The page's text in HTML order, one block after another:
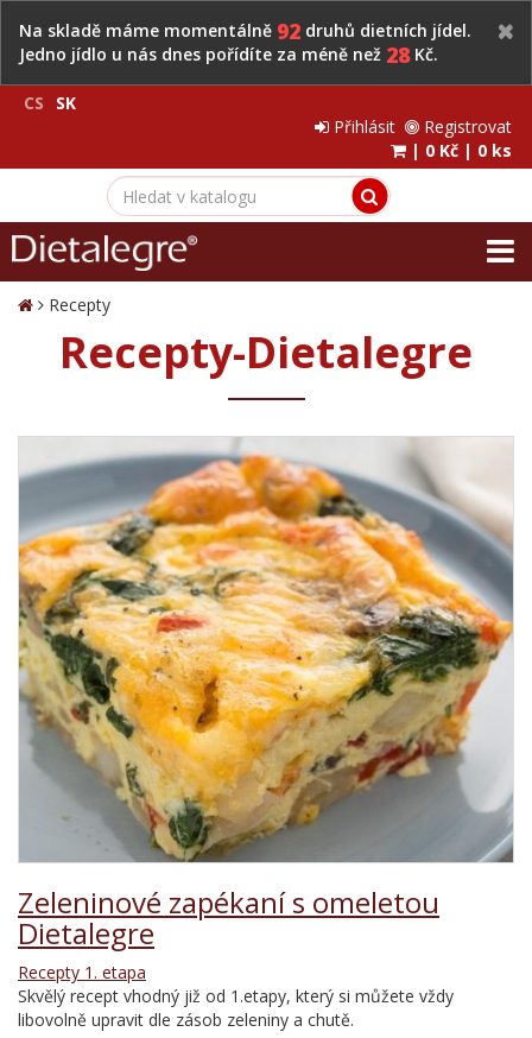
Na skladě máme momentálně 92 druhů dietních jídel.
Jedno jídlo u nás dnes pořídíte za méně než 28Kč.
CS
SK
Přihlásit
Registrovat
| 0 Kč | 0 ks
Recepty
Recepty-Dietalegre
Zeleninové zapékaní s omeletou
Dietalegre
Recepty 1. etapa
Skvělý recept vhodný již od 1.etapy, který si můžete vždy
libovolně upravit dle zásob zeleniny a chutě.